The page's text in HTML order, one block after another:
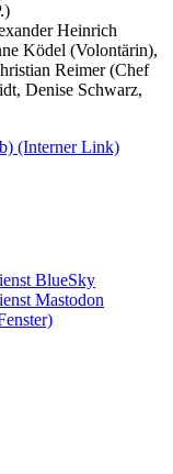
Heinrich
Ködel (Volontärin),
Reimer (Chef
Denise Schwarz,
(Interner Link)
BlueSky
Mastodon